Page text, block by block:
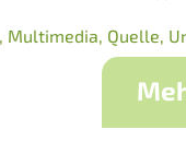
Multimedia Quelle